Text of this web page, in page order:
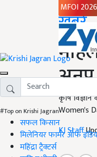
MFOI 2026
#Top on Krishi Jagran
सफल किसान
मिलेनियर फार्मर ऑफ
महिंद्रा ट्रैक्टर्स
Home
ख़बरें
कृषि विज्ञान
Women's
KJ Staff